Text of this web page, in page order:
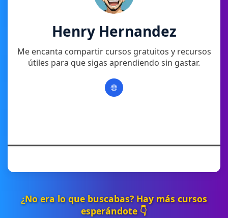
Henry Hernandez
Me encanta compartir cursos gratuitos y recursos
útiles para que sigas aprendiendo sin gastar.
🌐
¿No era lo que buscabas? Hay más cursos
esperándote 👇